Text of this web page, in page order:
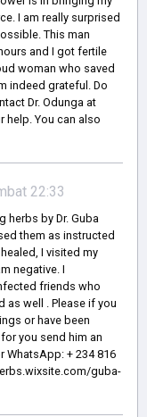
I am really surprised
This man
and I got fertile
woman who saved
indeed grateful. Do
Dr. Odunga at
help. You can also
22:33
herbs by Dr. Guba
them as instructed
I visited my
negative. I
friends who
as well . Please if you
or have been
you send him an
WhatsApp: + 234 816
guba-